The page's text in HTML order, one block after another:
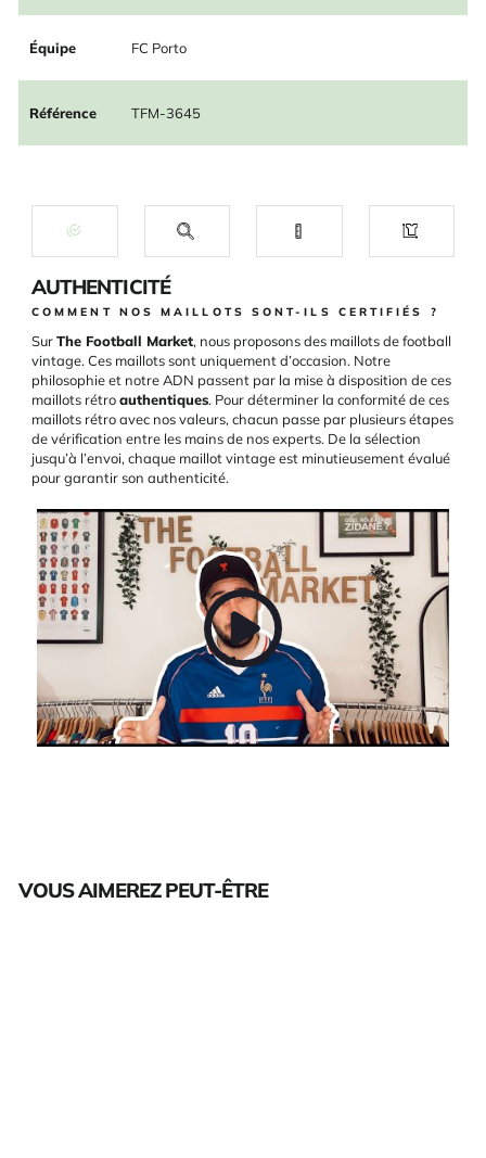
Équipe FC Porto
Référence TFM-3645
AUTHENTICITÉ
COMMENT NOS MAILLOTS SONT-ILS CERTIFIÉS ?
SurThe Football Market, nous proposons des maillots de football
vintage. Ces maillots sont uniquement d’occasion. Notre
philosophie et notre ADN passent par la mise à disposition de ces
maillots rétroauthentiques. Pour déterminer la conformité de ces
maillots rétro avec nos valeurs, chacun passe par plusieurs étapes
de vérification entre les mains de nos experts. De la sélection
jusqu’à l’envoi, chaque maillot vintage est minutieusement évalué
pour garantir son authenticité.
VOUS AIMEREZ PEUT-ÊTRE